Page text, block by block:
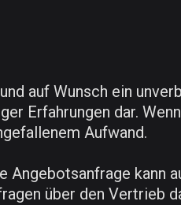
auf Wunsch ein
Erfahrungen dar.
Aufwand.
kann
über den Vertrieb